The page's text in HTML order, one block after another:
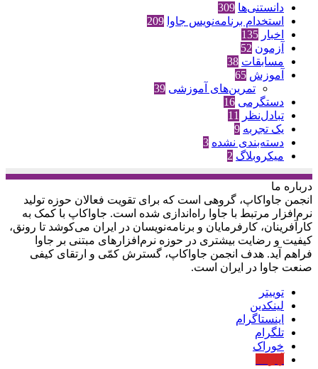
دانستنی‌ها 309
استخدام برنامه‌نویس جاوا 209
اخبار 135
آزمون 52
مسابقات 38
آموزش 65
تمرین‌های آموزشی 39
دستگرمی 16
تبادل‌نظر
11
یک تجربه 9
دسته‌بندی نشده 3
میکروبلاگ 2
درباره‌ ما
انجمن جاواکاپ، گروهی است که برای تقویت فعالان حوزه‌ تولید
نرم‌افزار مرتبط با جاوا راه‌اندازی شده است. جاواکاپ با کمک به
کارآفرینان، کارفرمایان و برنامه‌نویسان در ایران می‌کوشد تا رونق،
کیفیت و رضایت بیشتری در حوزه‌ نرم‌افزارهای مبتنی بر جاوا
فراهم آید. هدف انجمن جاواکاپ، گسترش کمّی و ارتقای کیفی
صنعت جاوا در ایران است.
توییتر
لینکدین
اینستاگرام
تلگرام
خوراک